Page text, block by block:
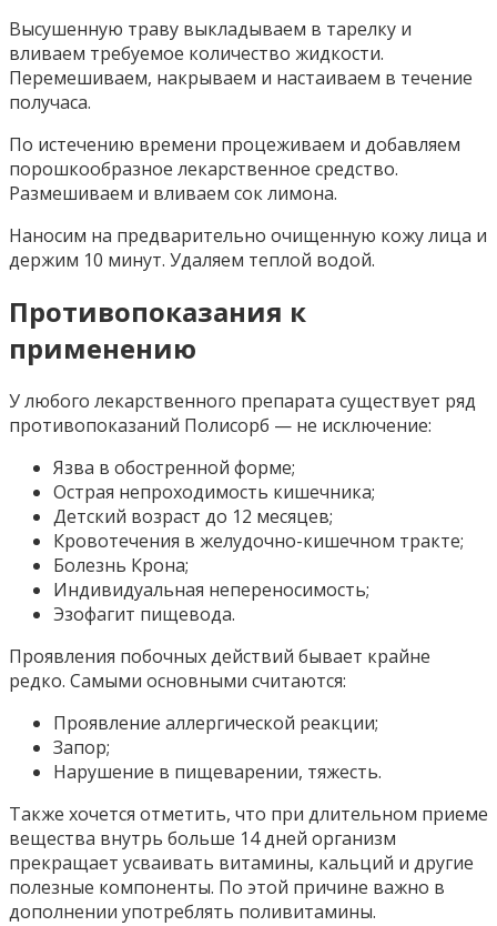
Высушенную траву выкладываем в тарелку и
вливаем требуемое количество жидкости.
Перемешиваем, накрываем и настаиваем в течение
получаса.
По истечению времени процеживаем и добавляем
порошкообразное лекарственное средство.
Размешиваем и вливаем сок лимона.
Наносим на предварительно очищенную кожу лица и
держим 10 минут. Удаляем теплой водой.
Противопоказания к
применению
У любого лекарственного препарата существует ряд
противопоказаний Полисорб — не исключение:
Язва в обостренной форме;
Острая непроходимость кишечника;
Детский возраст до 12 месяцев;
Кровотечения в желудочно-кишечном тракте;
Болезнь Крона;
Индивидуальная непереносимость;
Эзофагит пищевода.
Проявления побочных действий бывает крайне
редко. Самыми основными считаются:
Проявление аллергической реакции;
Запор;
Нарушение в пищеварении, тяжесть.
Также хочется отметить, что при длительном приеме
вещества внутрь больше 14 дней организм
прекращает усваивать витамины, кальций и другие
полезные компоненты. По этой причине важно в
дополнении употреблять поливитамины.